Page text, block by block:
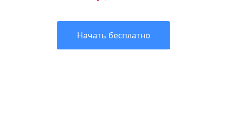
Начать бесплатно